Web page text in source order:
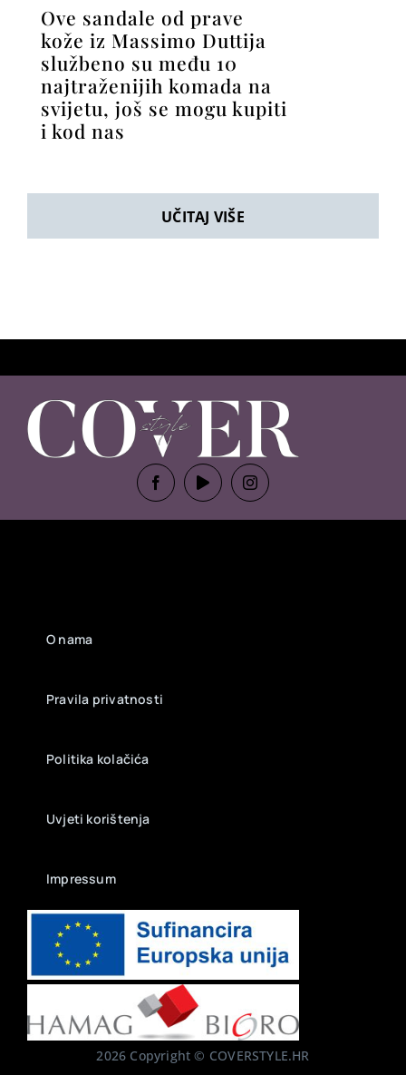
Ove sandale od prave
kože iz Massimo Duttija
službeno su među 10
najtraženijih komada na
svijetu, još se mogu kupiti
i kod nas
UČITAJ VIŠE
O nama
Pravila privatnosti
Politika kolačića
Uvjeti korištenja
Impressum
2026 Copyright © COVERSTYLE.HR